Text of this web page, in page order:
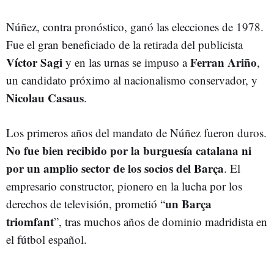
Núñez, contra pronóstico, ganó las elecciones de 1978.
Fue el gran beneficiado de la retirada del publicista
Víctor Sagi y en las urnas se impuso aFerran Ariño,
un candidato próximo al nacionalismo conservador, y
Nicolau Casaus.
Los primeros años del mandato de Núñez fueron duros.
No fue bien recibido por la burguesía catalana ni
por un amplio sector de los socios del Barça. El
empresario constructor, pionero en la lucha por los
derechos de televisión, prometió “un Barça
triomfant”, tras muchos años de dominio madridista en
el fútbol español.